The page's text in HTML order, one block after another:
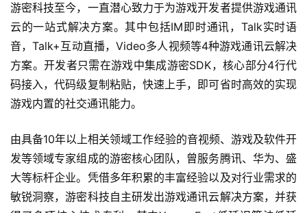
页
游
茶
原
创
游
戏
业
界
游密科技至今，一直潜心致力于为游戏开发者提供游戏通讯
云的一站式解决方案。其中包括IM即时通讯，Talk实时语
音，Talk+互动直播，Video多人视频等4种游戏通讯云解决
方案。开发者只需在游戏中集成游密SDK，核心部分4行代
码接入，代码级复制粘贴，快速上手，即可省时高效的实现
游戏内置的社交通讯能力。
由具备10年以上相关领域工作经验的音视频、游戏及软件开
发等领域专家组成的游密核心团队，曾服务腾讯、华为、盛
大等标杆企业。凭借多年积累的丰富经验以及对行业需求的
敏锐洞察，游密科技自主研发出游戏通讯云解决方案，并获